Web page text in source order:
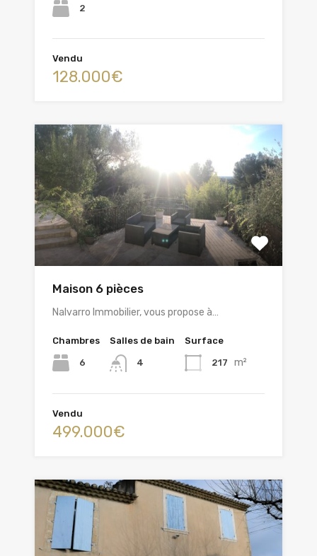
2
Vendu
128.000€
Maison 6 pièces
Nalvarro Immobilier, vous propose à…
Chambres
6
Salles de bain
4
Surface
217 m²
Vendu
499.000€